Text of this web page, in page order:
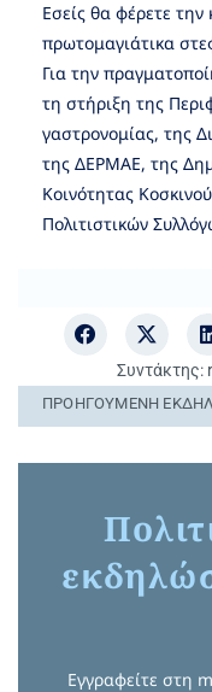
Εσείς θα φέρετε
πρωτομαγιάτικα
Για την
τη στήριξη της
γαστρονομίας, της
της ΔΕΡΜΑΕ, της
Κοινότητας
Πολιτιστικών
Συντάκτης:
ΠΡΟΗΓΟΎΜΕΝΗ
Εγγραφείτε στη